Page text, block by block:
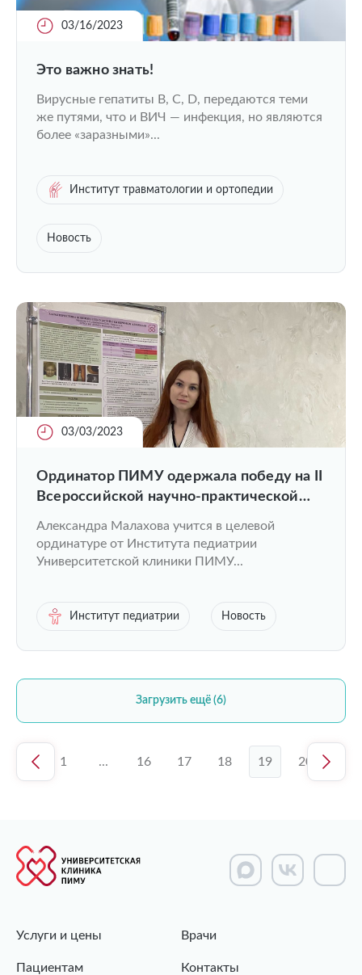
03/16/2023
Это важно знать!
Вирусные гепатиты B, C, D, передаются теми
же путями, что и ВИЧ — инфекция, но являются
более «заразными»...
Институт травматологии и ортопедии
Новость
03/03/2023
Ординатор ПИМУ одержала победу на II
Всероссийской научно-практической
Прошлое — Настоящее – Будущее»
Александра Малахова учится в целевой
ординатуре от Института педиатрии
Университетской клиники ПИМУ...
Институт педиатрии Новость
Загрузить ещё (6)
1 ... 16 17 18 19 20
Услуги и цены Врачи
Пациентам Контакты